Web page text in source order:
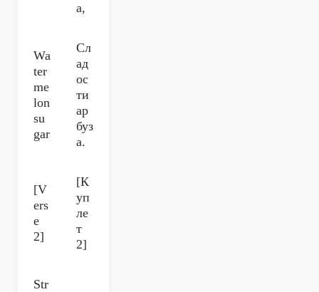
а,
Wa
ter
me
lon
su
gar
Сл
ад
ос
ти
ар
буз
а.
[V
ers
e
2]
[К
уп
ле
т
2]
Str